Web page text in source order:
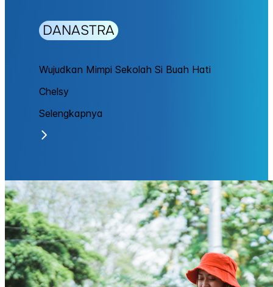
DANASTRA
Wujudkan Mimpi Sekolah Si Buah Hati
Chelsy
Selengkapnya